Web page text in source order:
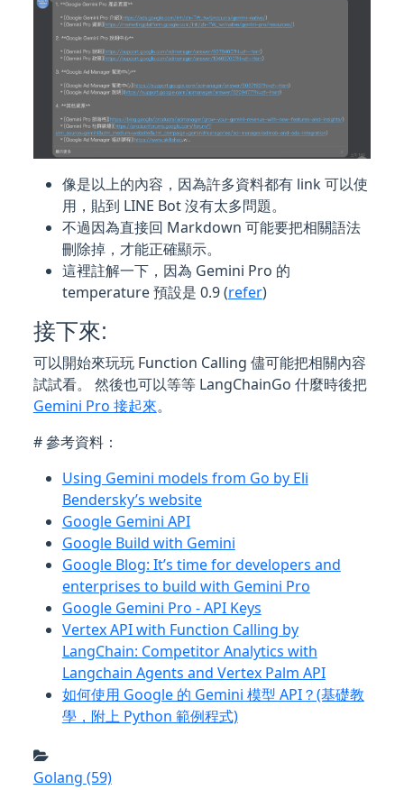
像是以上的內容，因為許多資料都有 link 可以使
用，貼到 LINE Bot 沒有太多問題。
不過因為直接回 Markdown 可能要把相關語法
刪除掉，才能正確顯示。
這裡註解一下，因為 Gemini Pro 的
temperature 預設是 0.9 (refer)
接下來:
可以開始來玩玩 Function Calling 儘可能把相關內容
試試看。 然後也可以等等 LangChainGo 什麼時後把
Gemini Pro 接起來。
# 參考資料：
Using Gemini models from Go by Eli
Bendersky’s website
Google Gemini API
Google Build with Gemini
Google Blog: It’s time for developers and
enterprises to build with Gemini Pro
Google Gemini Pro - API Keys
Vertex API with Function Calling by
LangChain: Competitor Analytics with
Langchain Agents and Vertex Palm API
如何使用 Google 的 Gemini 模型 API？(基礎教
學，附上 Python 範例程式)
Golang (59)